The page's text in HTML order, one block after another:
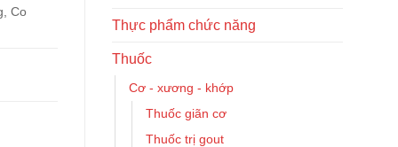
Thực phẩm chức năng
Thuốc
Cơ - xương - khớp
Thuốc giãn cơ
Thuốc trị gout
Co